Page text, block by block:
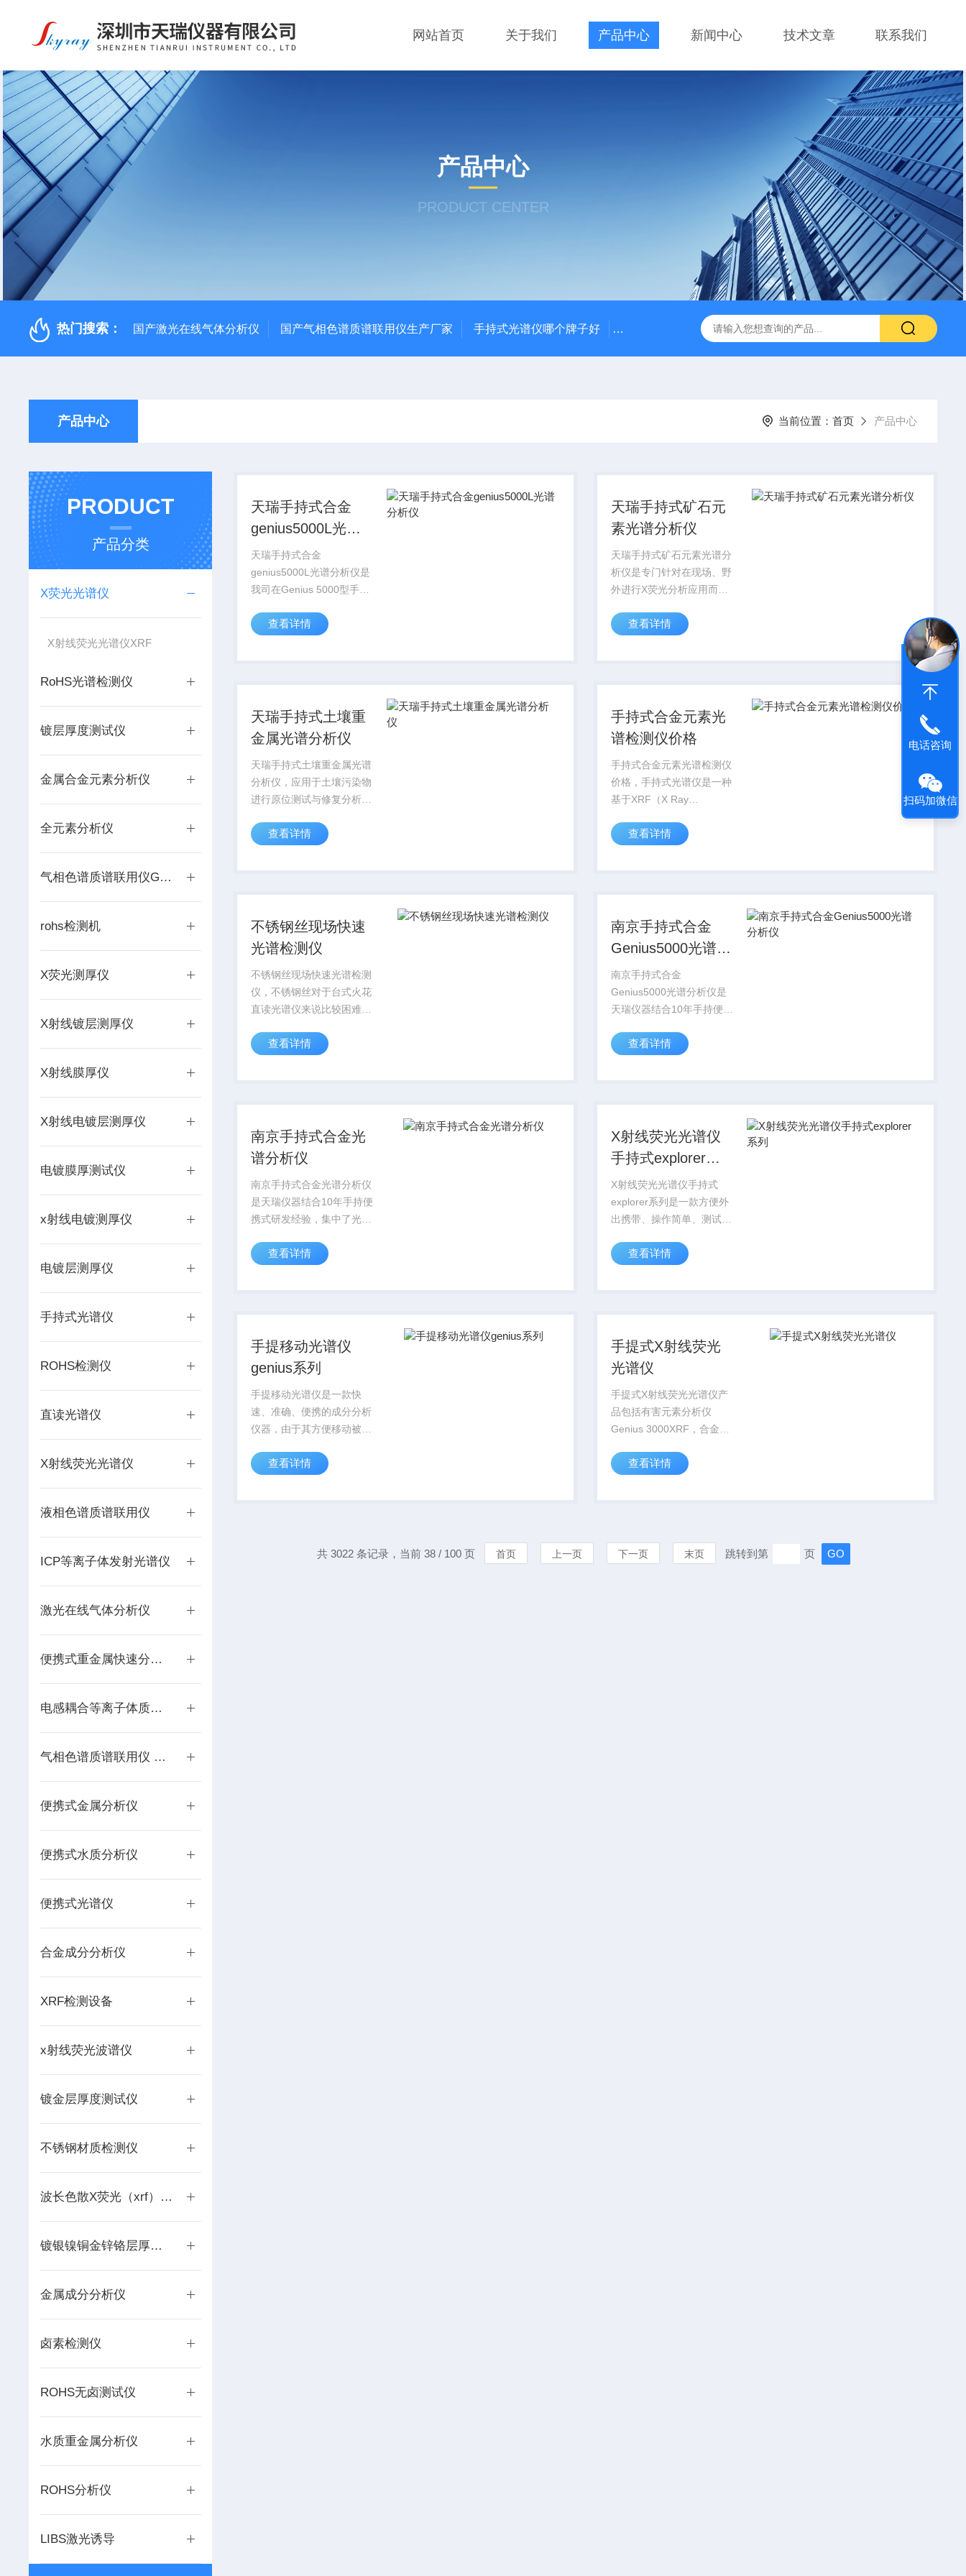
网站首页 关于我们 产品中心 新闻中心 技术文章 联系我们
产品中心
PRODUCT CENTER
热门搜索： 国产激光在线气体分析仪 国产气相色谱质谱联用仪生产厂家 手持式光谱仪哪个牌子好 便携式X射线荧光测定仪 手持式xrf分析仪 水质重金属检测仪
产品中心 当前位置： 首页 产品中心
PRODUCT
产品分类
X荧光光谱仪
X射线荧光光谱仪XRF
RoHS光谱检测仪
镀层厚度测试仪
金属合金元素分析仪
全元素分析仪
气相色谱质谱联用仪GC-MS
rohs检测机
X荧光测厚仪
X射线镀层测厚仪
X射线膜厚仪
X射线电镀层测厚仪
电镀膜厚测试仪
x射线电镀测厚仪
电镀层测厚仪
手持式光谱仪
ROHS检测仪
直读光谱仪
X射线荧光光谱仪
液相色谱质谱联用仪
ICP等离子体发射光谱仪
激光在线气体分析仪
便携式重金属快速分析仪
电感耦合等离子体质谱仪 ICP-MS
气相色谱质谱联用仪 GC-MS
便携式金属分析仪
便携式水质分析仪
便携式光谱仪
合金成分分析仪
XRF检测设备
x射线荧光波谱仪
镀金层厚度测试仪
不锈钢材质检测仪
波长色散X荧光（xrf）光谱仪
镀银镍铜金锌铬层厚度分析仪
金属成分分析仪
卤素检测仪
ROHS无卤测试仪
水质重金属分析仪
ROHS分析仪
LIBS激光诱导
天瑞手持式合金
genius5000L光谱
分析仪
天瑞手持式合金
genius5000L光谱分析仪是
我司在Genius 5000型手持
行充气系统改造的新款手持
气状态下，可有效提高XRF
查看详情
天瑞手持式矿石元
素光谱分析仪
天瑞手持式矿石元素光谱分
析仪是专门针对在现场、野
外进行X荧光分析应用而设
地质样品、岩芯、原矿、废
析，对各类样品进行快速识
查看详情
天瑞手持式土壤重
金属光谱分析仪
天瑞手持式土壤重金属光谱
分析仪，应用于土壤污染物
进行原位测试与修复分析
器有Genius 9000XRF天瑞
它具有体积小、重量轻、普
查看详情
手持式合金元素光
谱检测仪价格
手持式合金元素光谱检测仪
价格，手持式光谱仪是一种
基于XRF（X Ray
光谱分析技术的光谱分析仪
器、CPU以及存储器组成，
查看详情
不锈钢丝现场快速
光谱检测仪
不锈钢丝现场快速光谱检测
仪，不锈钢丝对于台式火花
直读光谱仪来说比较困难，
夹，再一方面激发不*容易
测仪刚好弥补了这个缺点，
查看详情
南京手持式合金
Genius5000光谱分
析仪
南京手持式合金
Genius5000光谱分析仪是
天瑞仪器结合10年手持便携
子、微电子、半导体和计算
自主知识产权的，全新一代
查看详情
南京手持式合金光
谱分析仪
南京手持式合金光谱分析仪
是天瑞仪器结合10年手持便
携式研发经验，集中了光电
机等多项技术，研制出具有
手持XRF产品。
查看详情
X射线荧光光谱仪
手持式explorer系
列
X射线荧光光谱仪手持式
explorer系列是一款方便外
出携带、操作简单、测试时
分析仪，主要应用于合金成
ROHS有害物质测试、土壤
查看详情
手提移动光谱仪
genius系列
手提移动光谱仪是一款快
速、准确、便携的成分分析
仪器，由于其方便移动被广
料现场分析，品质管理等方
应用和认可。
查看详情
手提式X射线荧光
光谱仪
手提式X射线荧光光谱仪产
品包括有害元素分析仪
Genius 3000XRF，合金分
石分析仪Genius
析仪Genius 9000XRF等...
查看详情
共 3022 条记录，当前 38 / 100 页 首页 上一页 下一页 末页 跳转到第 页
电话咨询
扫码加微信